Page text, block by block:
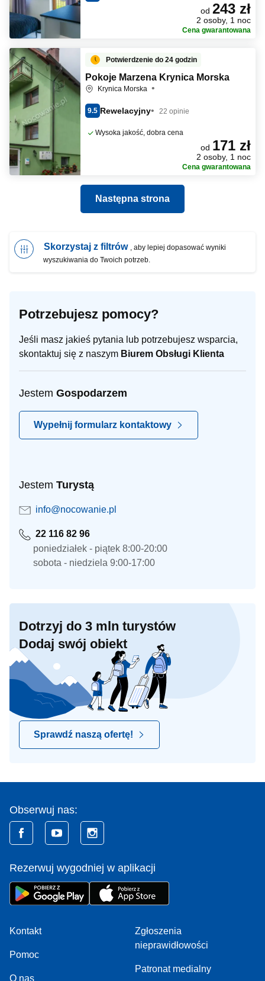
od 243 zł
2 osoby, 1 noc
Cena gwarantowana
Potwierdzenie do 24 godzin
Pokoje Marzena Krynica Morska
Krynica Morska
9.5 Rewelacyjny 22 opinie
Wysoka jakość, dobra cena
od 171 zł
2 osoby, 1 noc
Cena gwarantowana
Następna strona
Skorzystaj z filtrów , aby lepiej dopasować wyniki
wyszukiwania do Twoich potrzeb.
Potrzebujesz pomocy?
Jeśli masz jakieś pytania lub potrzebujesz wsparcia,
skontaktuj się z naszym Biurem Obsługi Klienta
Jestem Gospodarzem
Wypełnij formularz kontaktowy
Jestem Turystą
info@nocowanie.pl
22 116 82 96
poniedziałek - piątek 8:00-20:00
sobota - niedziela 9:00-17:00
Dotrzyj do 3 mln turystów
Dodaj swój obiekt
Sprawdź naszą ofertę!
Obserwuj nas:
Rezerwuj wygodniej w aplikacji
Kontakt
Pomoc
O nas
Zgłoszenia
nieprawidłowości
Patronat medialny